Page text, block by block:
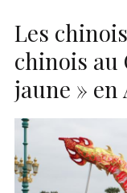
Les
chinois au
jaune » en